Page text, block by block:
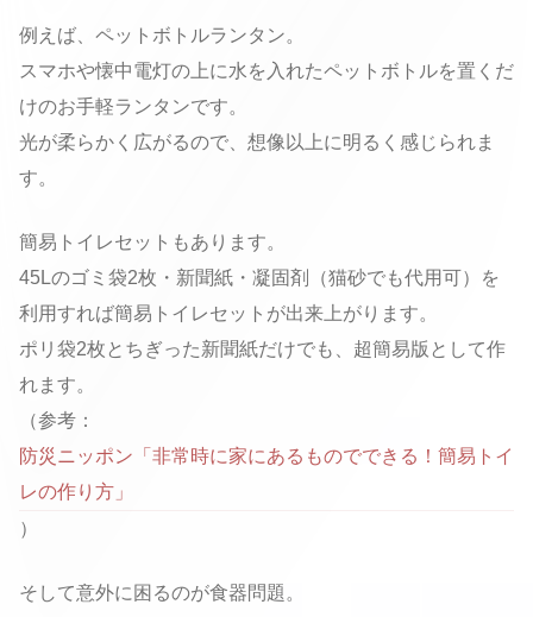
例えば、ペットボトルランタン。
スマホや懐中電灯の上に水を入れたペットボトルを置くだ
けのお手軽ランタンです。
光が柔らかく広がるので、想像以上に明るく感じられま
す。
簡易トイレセットもあります。
45Lのゴミ袋2枚・新聞紙・凝固剤（猫砂でも代用可）を
利用すれば簡易トイレセットが出来上がります。
ポリ袋2枚とちぎった新聞紙だけでも、超簡易版として作
れます。
（参考：
防災ニッポン「非常時に家にあるものでできる！簡易トイ
レの作り方」
）
そして意外に困るのが食器問題。